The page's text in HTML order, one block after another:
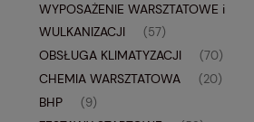
WYPOSAŻENIE WARSZTATOWE i
WULKANIZACJI
(57)
OBSŁUGA KLIMATYZACJI (70)
CHEMIA WARSZTATOWA (20)
BHP (9)